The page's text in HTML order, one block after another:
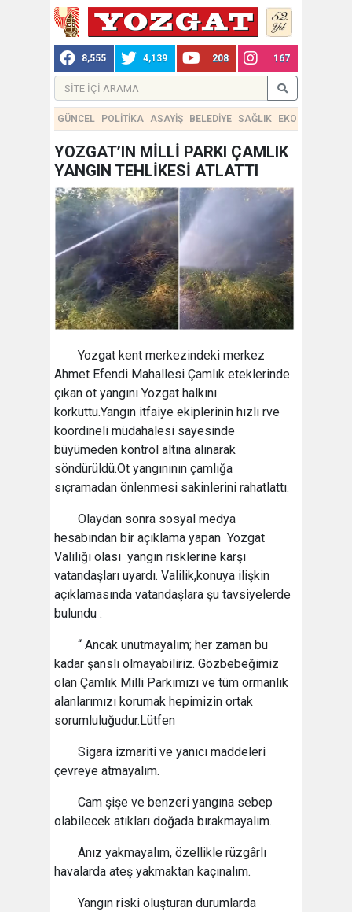
8,555 4,139 208 167
GÜNCEL POLİTİKA ASAYİŞ BELEDİYE SAĞLIK EKONOMİ
YOZGAT’IN MİLLİ PARKI ÇAMLIK
YANGIN TEHLİKESİ ATLATTI
Yozgat kent merkezindeki merkez
Ahmet Efendi Mahallesi Çamlık eteklerinde
çıkan ot yangını Yozgat halkını
korkuttu.Yangın itfaiye ekiplerinin hızlı rve
koordineli müdahalesi sayesinde
büyümeden kontrol altına alınarak
söndürüldü.Ot yangınının çamlığa
sıçramadan önlenmesi sakinlerini rahatlattı.
Olaydan sonra sosyal medya
hesabından bir açıklama yapan Yozgat
Valiliği olası yangın risklerine karşı
vatandaşları uyardı. Valilik,konuya ilişkin
açıklamasında vatandaşlara şu tavsiyelerde
bulundu :
“ Ancak unutmayalım; her zaman bu
kadar şanslı olmayabiliriz. Gözbebeğimiz
olan Çamlık Milli Parkımızı ve tüm ormanlık
alanlarımızı korumak hepimizin ortak
sorumluluğudur.Lütfen
Sigara izmariti ve yanıcı maddeleri
çevreye atmayalım.
Cam şişe ve benzeri yangına sebep
olabilecek atıkları doğada bırakmayalım.
Anız yakmayalım, özellikle rüzgârlı
havalarda ateş yakmaktan kaçınalım.
Yangın riski oluşturan durumlarda